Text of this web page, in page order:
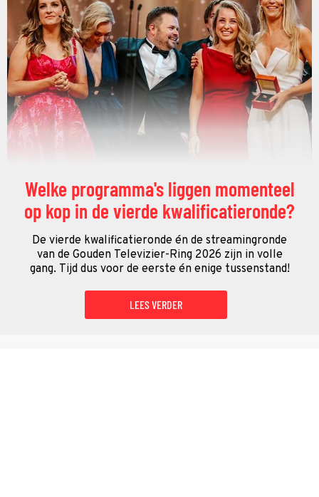
Welke programma's liggen momenteel
op kop in de vierde kwalificatieronde?
De vierde kwalificatieronde én de streamingronde
van de Gouden Televizier-Ring 2026 zijn in volle
gang. Tijd dus voor de eerste én enige tussenstand!
LEES VERDER